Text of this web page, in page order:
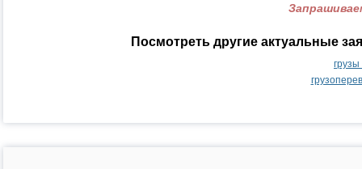
Посмотреть другие актуальные